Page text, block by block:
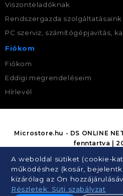
Viszonteladóknak
Rendszergazda szolgáltatásaink
PC szerviz, számítógépjavítás,
Fiókom
Fiókom
Eddigi megrendeléseim
Hírlevél
A weboldal sütiket (cookie-
működéshez (kosár,
kizárólag az Ön
Részletek: Süti szabályzat
Microstore.hu - DS ONLINE
fenntartva |